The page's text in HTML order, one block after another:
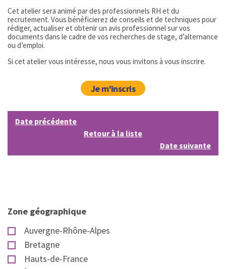
Cet atelier sera animé par des professionnels RH et du
recrutement. Vous bénéficierez de conseils et de techniques pour
rédiger, actualiser et obtenir un avis professionnel sur vos
documents dans le cadre de vos recherches de stage, d’alternance
ou d’emploi.
Si cet atelier vous intéresse, nous vous invitons à vous inscrire.
Je m'inscris
Date précédente
Retour à la liste
Date suivante
Zone géographique
Auvergne-Rhône-Alpes
Bretagne
Hauts-de-France